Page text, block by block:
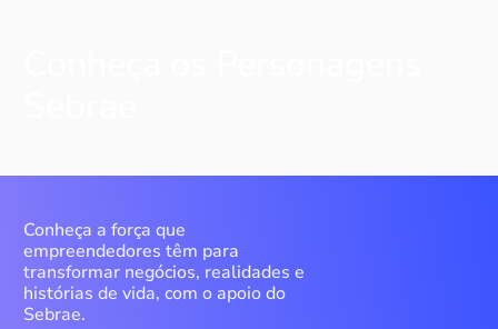
Conheça a força que
empreendedores têm para
transformar negócios, realidades e
histórias de vida, com o apoio do
Sebrae.